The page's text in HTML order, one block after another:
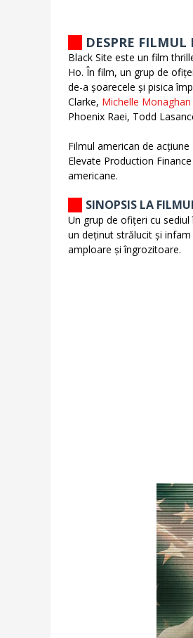
DESPRE FILMUL
Black Site este un film
Ho. În film, un grup de
de-a șoarecele și pisica
Clarke, Michelle Monaghan
Phoenix Raei, Todd
Filmul american de
Elevate Production
americane.
SINOPSIS LA
Un grup de ofițeri cu
un deținut strălucit și
amploare și îngrozitoare.